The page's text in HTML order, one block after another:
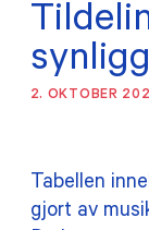
OM NKF
AKTUELT
TJENESTER
2. OKTOBER
Tabellen
gjort av